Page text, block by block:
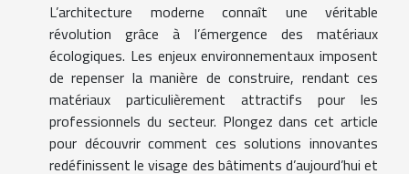
L’architecture moderne connaît une véritable
révolution grâce à l’émergence des matériaux
écologiques. Les enjeux environnementaux imposent
de repenser la manière de construire, rendant ces
matériaux particulièrement attractifs pour les
professionnels du secteur. Plongez dans cet article
pour découvrir comment ces solutions innovantes
redéfinissent le visage des bâtiments d’aujourd’hui et